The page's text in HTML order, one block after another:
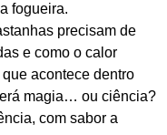
fogueira.
precisam de
e como o calor
acontece dentro
magia… ou ciência?
com sabor a